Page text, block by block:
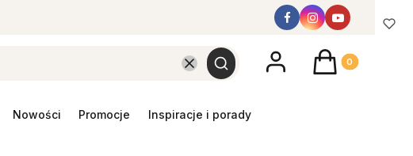
Wyczyść
Szukaj
Produkty w
promocje inspiracje i porady